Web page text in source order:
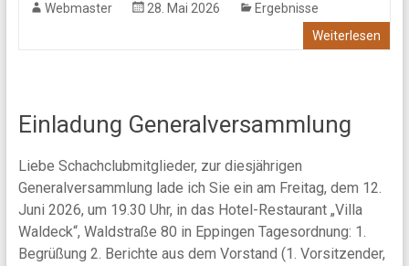
Webmaster 28. Mai 2026
Ergebnisse
Weiterlesen
Einladung Generalversammlung
Liebe Schachclubmitglieder, zur diesjährigen
Generalversammlung lade ich Sie ein am Freitag, dem 12.
Juni 2026, um 19.30 Uhr, in das Hotel-Restaurant „Villa
Waldeck“, Waldstraße 80 in Eppingen Tagesordnung: 1.
Begrüßung 2. Berichte aus dem Vorstand (1. Vorsitzender,